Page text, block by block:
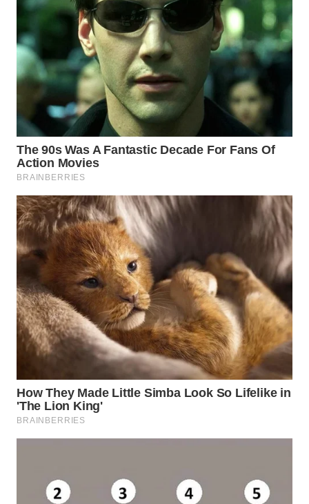
WN
INDRAMAYU
KUNINGAN
WN
MAJALENGKA
WN
SUBANG
WN
SUKABUMI
WN
PURWAKARTA
WN
PRIANGAN
TIMUR
WN
SEMARANG
SOLO
WN
BOROBUDUR